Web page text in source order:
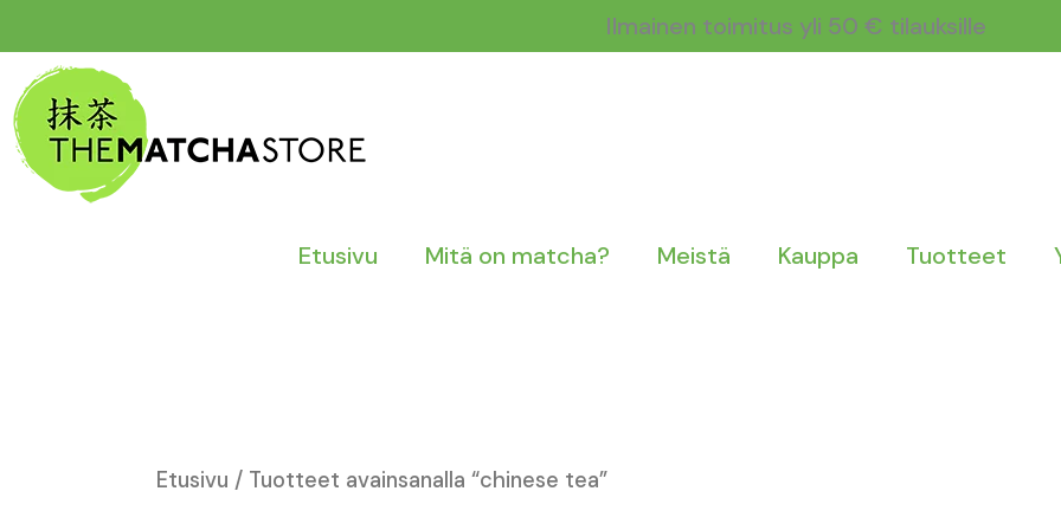
sisältöön
Ilmainen toimitus yli 50 € tilauksille
Etusivu Mitä on matcha? Meistä Kauppa Tuotteet
Etusivu / Tuotteet avainsanalla “chinese tea”